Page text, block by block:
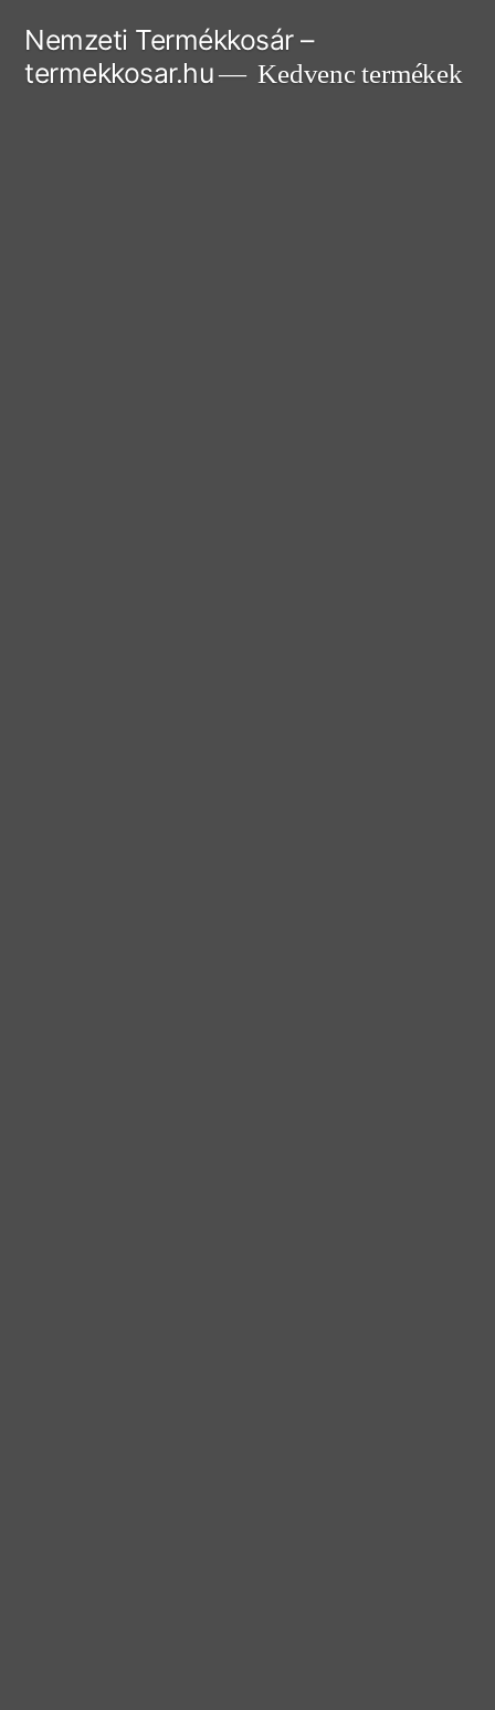
Nemzeti Termékkosár –
termekkosar.hu
Kedvenc termékek